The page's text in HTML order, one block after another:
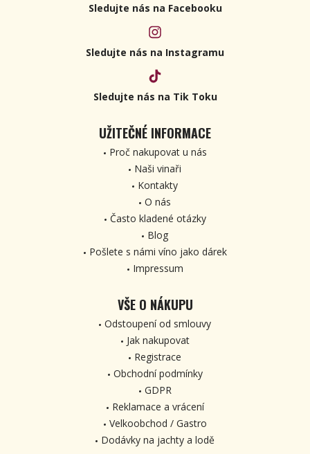
Sledujte nás na Facebooku
Sledujte nás na Instagramu
Sledujte nás na Tik Toku
UŽITEČNÉ INFORMACE
Proč nakupovat u nás
Naši vinaři
Kontakty
O nás
Často kladené otázky
Blog
Pošlete s námi víno jako dárek
Impressum
VŠE O NÁKUPU
Odstoupení od smlouvy
Jak nakupovat
Registrace
Obchodní podmínky
GDPR
Reklamace a vrácení
Velkoobchod / Gastro
Dodávky na jachty a lodě